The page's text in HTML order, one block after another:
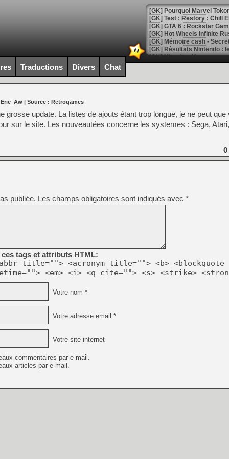
[GK] Pourquoi Marvel
[GK] Test : Restory : Chill
[GK] GTA 6 : Rockstar
[GK] Hot Wheels Infinite
[GK] Mémoire cash -
[GK] Résultats Nintendo :
[GK] Déjà des
[Mo5] Brickboy cherche à
[GK] Minecraft et ses «
[GK] Beast of
[GK] Ubisoft : fin de partie
[GK] Mémoire cash -
[GK] Dan Houser (GTA)
[GK] Comment EA Sports
[GK] Crimson Moon : un
[GK] Isle of Reveries : le
[GK] Moonlighter 2 : The
[GK] Capcom relance
[Mo5] Deux inédits du
[GK] Le beat'em up The
[GK] Endless Legend 2 :
[LS] [PS5] Le WebKit
[GK] Oubliez Crazy Taxi,
[LS] [Switch] NSZ 5.0.0
[GK] No More Room in
[GK] Un chatbot Atelier
[GK] Mémoire cash -
[GK] Nvidia : le prix des
[GK] Suikoden Star Leap
[Mo5] La mini borne
Traductions Divers Chat
| Source : Retrogames
grosse update. La listes de ajouts étant trop longue, je ne peut que
sur le site. Les nouveautées concerne les systemes : Sega,
0
publiée. Les champs obligatoires sont indiqués avec *
tags et attributs HTML:
title=""> <acronym title=""> <b> <blockquote
<em> <i> <q cite=""> <s> <strike>
Votre nom *
Votre adresse email *
Votre site internet
commentaires par e-mail.
articles par e-mail.